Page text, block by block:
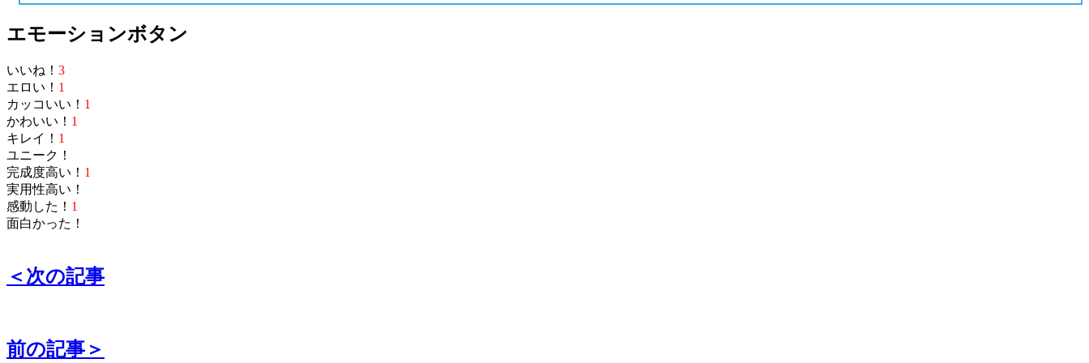
エモーションボタン
いいね！ 3
エロい！ 1
カッコいい！ 1
かわいい！ 1
キレイ！ 1
ユニーク！
完成度高い！ 1
実用性高い！
感動した！ 1
面白かった！
＜次の記事
前の記事＞